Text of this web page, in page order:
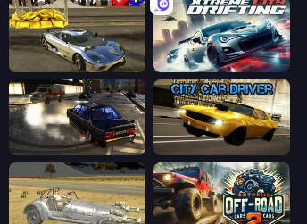
Crazy Car Stunts 3D Xtreme City Drifting
City Classic Car Driving: 131 City Car Driver